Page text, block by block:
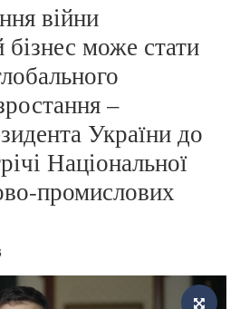
війни
може стати
–
України до
Національної
промислових